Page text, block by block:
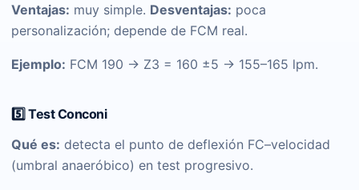
Ventajas: muy simple. Desventajas: poca
personalización; depende de FCM real.
Ejemplo: FCM 190 → Z3 = 160 ±5 → 155–165 lpm.
5️⃣ Test Conconi
Qué es: detecta el punto de deflexión FC–velocidad
(umbral anaeróbico) en test progresivo.